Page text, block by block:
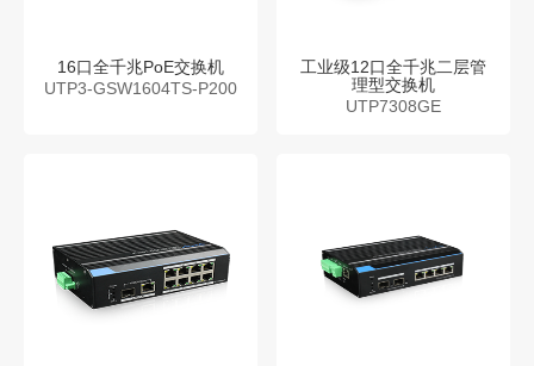
16口全千兆PoE交换机
UTP3-GSW1604TS-P200
工业级12口全千兆二层管
理型交换机
UTP7308GE